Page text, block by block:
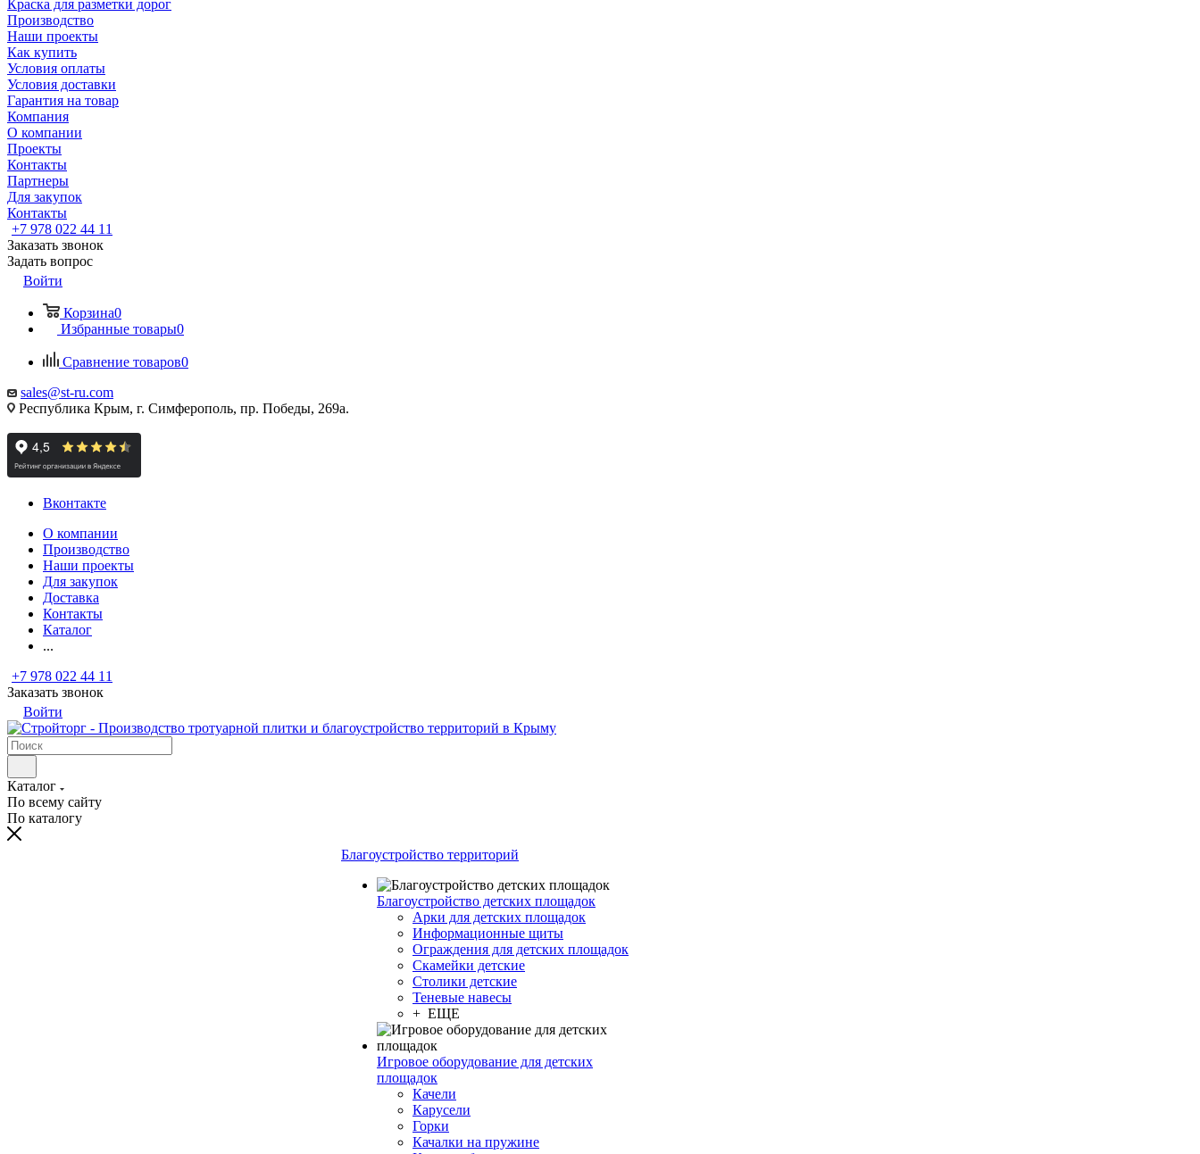
Краска для разметки дорог
Производство
Наши проекты
Как купить
Условия оплаты
Условия доставки
Гарантия на товар
Компания
О компании
Проекты
Контакты
Партнеры
Для закупок
Контакты
+7 978 022 44 11
Заказать звонок
Задать вопрос
Войти
Корзина0
Избранные товары0
Сравнение товаров0
sales@st-ru.com
Республика Крым, г. Симферополь, пр. Победы, 269а.
Вконтакте
О компании
Производство
Наши проекты
Для закупок
Доставка
Контакты
Каталог
...
+7 978 022 44 11
Заказать звонок
Войти
Каталог
По всему сайту
По каталогу
Благоустройство территорий
Благоустройство детских площадок
Арки для детских площадок
Информационные щиты
Ограждения для детских площадок
Скамейки детские
Столики детские
Теневые навесы
+ ЕЩЕ
Игровое оборудование для детских
площадок
Качели
Карусели
Горки
Качалки на пружине